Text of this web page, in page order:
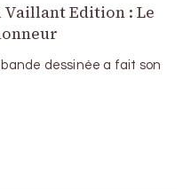
Vaillant Edition : Le
dessinée a fait son